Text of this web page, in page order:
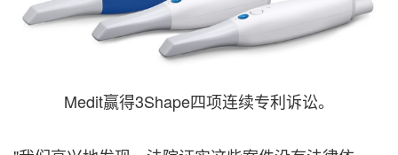
Medit赢得3Shape四项连续专利诉讼。